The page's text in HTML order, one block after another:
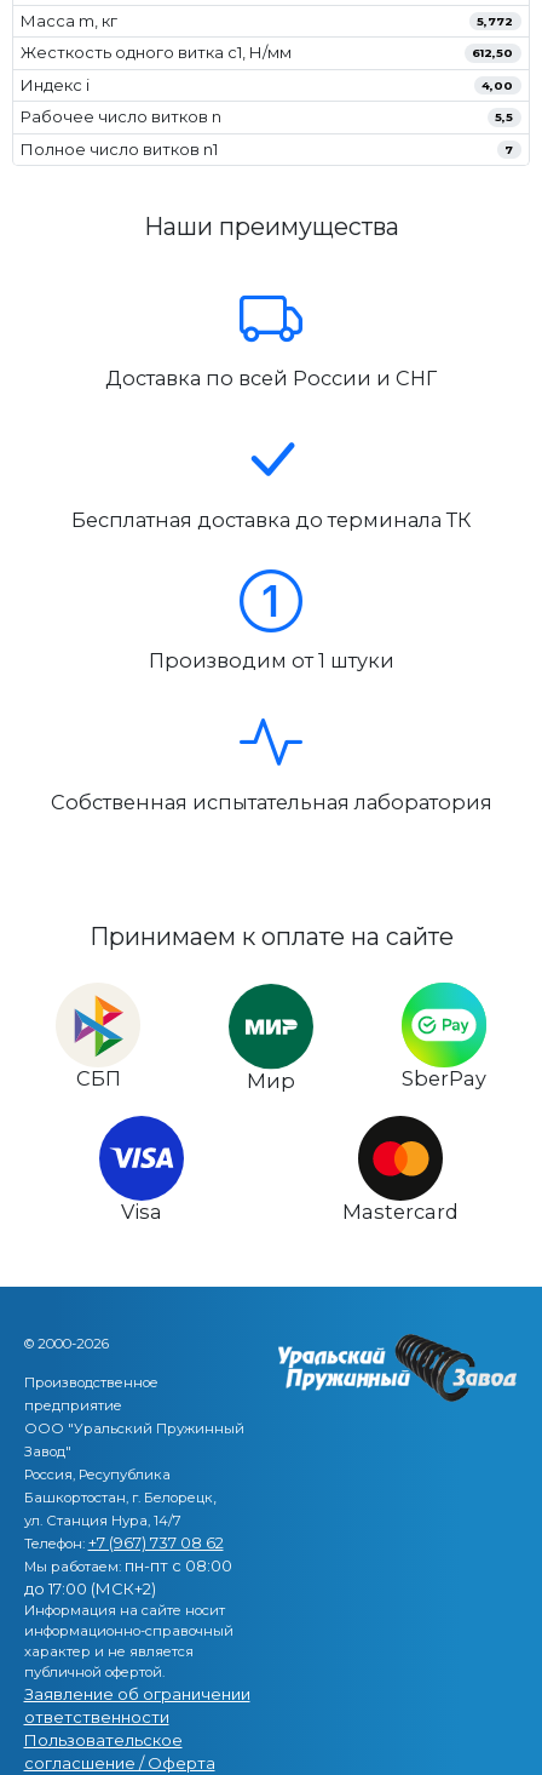
Масса m, кг 5,772
Жесткость одного витка c1, Н/мм 612,50
Индекс i 4,00
Рабочее число витков n 5,5
Полное число витков n1 7
Наши преимущества
Доставка по всей России и СНГ
Бесплатная доставка до терминала ТК
Производим от 1 штуки
Собственная испытательная лаборатория
Принимаем к оплате на сайте
СБП Мир SberPay
Visa Mastercard
© 2000-2026
Производственное
предприятие
ООО "Уральский Пружинный
Завод"
Россия, Ресупублика
Башкортостан, г. Белорецк,
ул. Станция Нура, 14/7
Телефон: +7 (967) 737 08 62
Мы работаем: пн-пт с 08:00
до 17:00 (МСК+2)
Информация на сайте носит
информационно-справочный
характер и не является
публичной офертой.
Заявление об ограничении
ответственности
Пользовательское
согласшение / Оферта